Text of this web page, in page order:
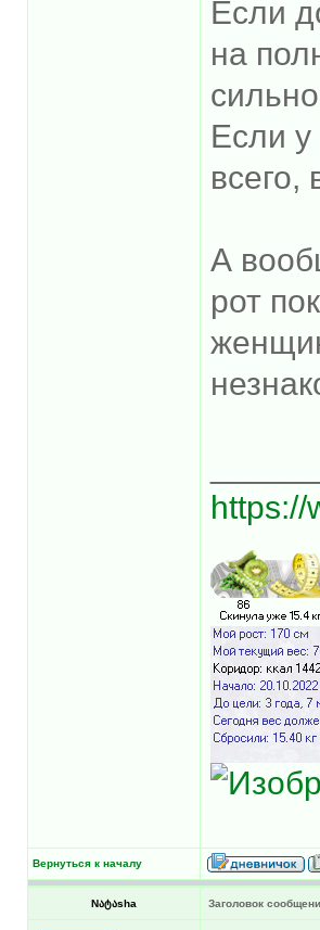
Если
на
Если
всего,
А
рот
https://
Вернуться к началу
Nატაsha Заголовок